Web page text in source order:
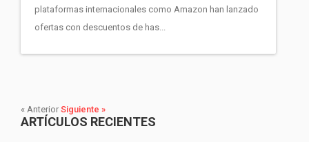
plataformas internacionales como Amazon han lanzado
ofertas con descuentos de has...
« Anterior Siguiente »
ARTÍCULOS RECIENTES